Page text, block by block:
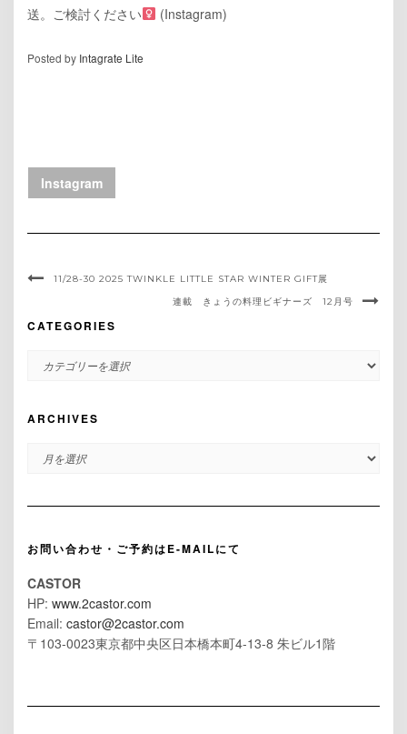
送。ご検討ください‍
(Instagram)
Posted by Intagrate Lite
Instagram
11/28-30 2025 TWINKLE LITTLE STAR WINTER GIFT展
連載 きょうの料理ビギナーズ 12月号
CATEGORIES
CATEGORIES
ARCHIVES
ARCHIVES
お問い合わせ・ご予約はE-MAILにて
CASTOR
HP: www.2castor.com
Email: castor@2castor.com
〒103-0023東京都中央区日本橋本町4-13-8 朱ビル1階